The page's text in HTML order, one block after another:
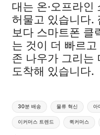
대는 온·오프라인
허물고 있습니다.
보다 스마트폰 클
는 것이 더 빠르
존 나우가 그리는
도착해 있습니다.
Tags:
30분 배송 물류 혁신 아
이커머스 트렌드 퀵커머스